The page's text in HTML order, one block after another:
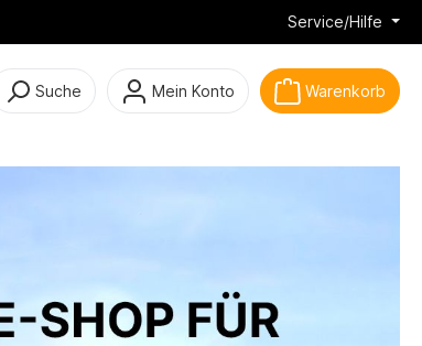
Service/Hilfe
Suche Mein Konto Warenkorb